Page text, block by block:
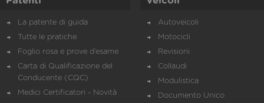
La patente di guida
Tutte le pratiche
Foglio rosa e prove d’esame
Carta di Qualificazione del
Conducente (CQC)
Medici Certificatori - Novità
Autoveicoli
Motocicli
Revisioni
Collaudi
Modulistica
Documento Unico